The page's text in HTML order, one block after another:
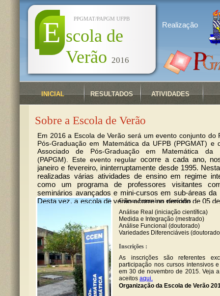
Organização da Escola de Verão
Em 2016 a Escola de Verão será um evento conjunto do
Pós-Graduação em Matemática da UFPB (PPGMAT) e
Associado de Pós-Graduação em Matemática da
(PAPGM). Este evento regular ocorre a cada ano,
janeiro e fevereiro, ininterruptamente desde 1995.
realizadas várias atividades de ensino em regime
como um programa de professores visitantes
seminários avançados e mini-cursos em sub-áreas da
Desta vez, a escola de verão ocorre no período de 05
Cursos Intensivos oferecidos
Análise Real (iniciação científica)
Medida e Integração (mestrado)
Análise Funcional (doutorado)
Variedades Diferenciáveis
Inscrições :
As inscrições são referentes
participação nos cursos intensivos
em 30 de novembro de 2015. Veja
aceitos aqui.
Sobre a Escola de Verão
Realização
ATIVIDADES
RESULTADOS
INICIAL
PPGMAT/PAPGM UFPB
scola de
Verão 2016
E